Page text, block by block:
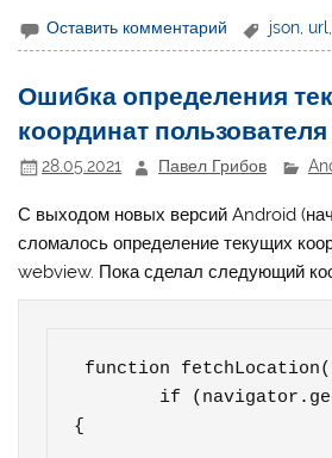
Оставить комментарий json url
Ошибка определения
координат пользователя
28.05.2021 Павел Грибов
С выходом новых версий Android
сломалось определение текущих
webview. Пока сделал следующий
{